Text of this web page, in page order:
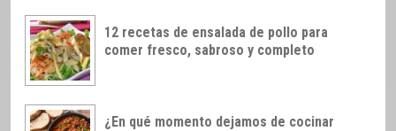
12 recetas de ensalada de pollo para
comer fresco, sabroso y completo
¿En qué momento dejamos de cocinar